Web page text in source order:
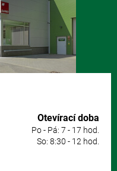
Otevírací doba
Po - Pá: 7 - 17 hod.
So: 8:30 - 12 hod.